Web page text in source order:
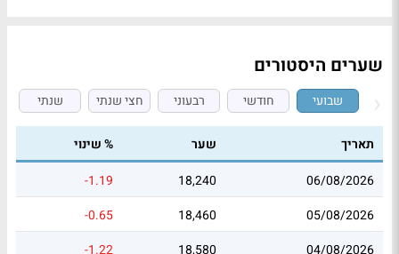
שערים היסטורים
שבועי חודשי רבעוני חצי שנתי שנתי
תאריך שער
% שינוי
06/08/2026
18,240
-1.19
05/08/2026
18,460
-0.65
04/08/2026
18,580
-1.22